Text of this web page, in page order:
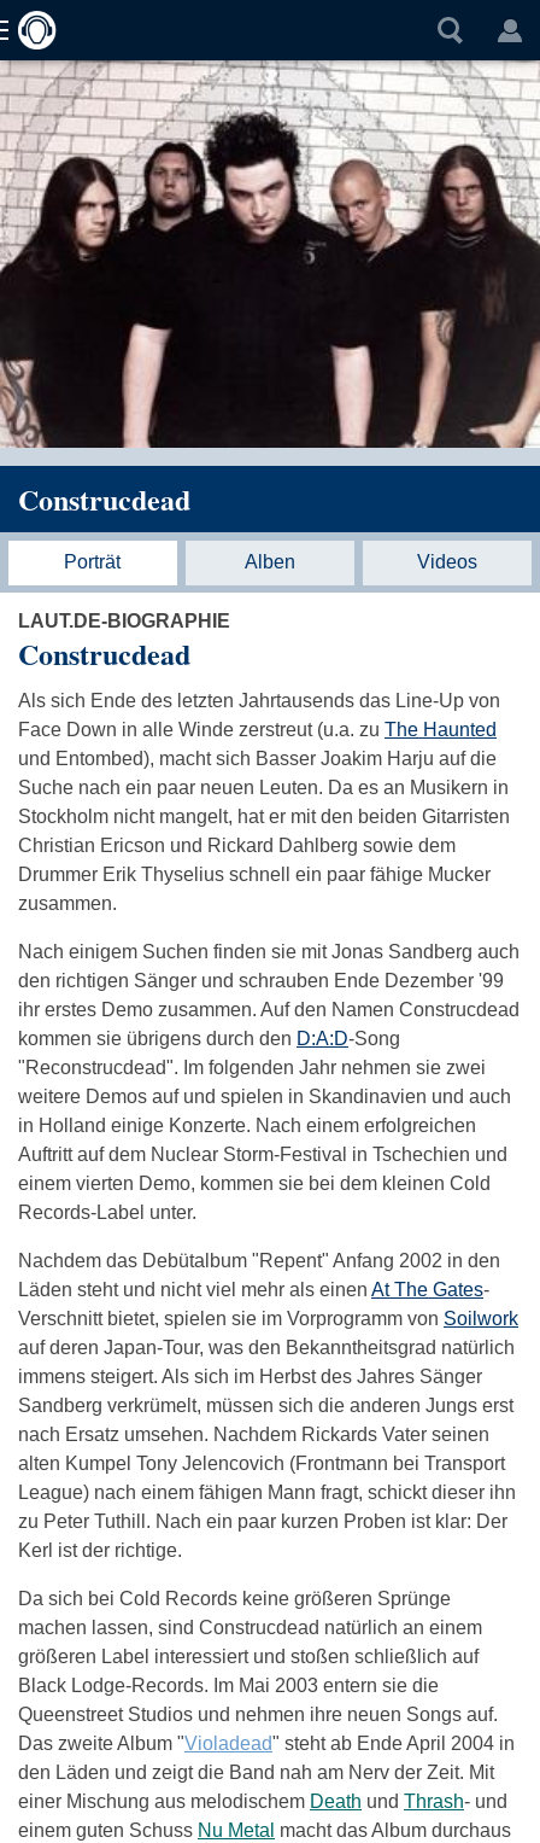
Construcdead
Porträt Alben Videos
LAUT.DE-BIOGRAPHIE
Construcdead
Als sich Ende des letzten Jahrtausends das Line-Up von
Face Down in alle Winde zerstreut (u.a. zu The Haunted
und Entombed), macht sich Basser Joakim Harju auf die
Suche nach ein paar neuen Leuten. Da es an Musikern in
Stockholm nicht mangelt, hat er mit den beiden Gitarristen
Christian Ericson und Rickard Dahlberg sowie dem
Drummer Erik Thyselius schnell ein paar fähige Mucker
zusammen.
Nach einigem Suchen finden sie mit Jonas Sandberg auch
den richtigen Sänger und schrauben Ende Dezember '99
ihr erstes Demo zusammen. Auf den Namen Construcdead
kommen sie übrigens durch den D:A:D-Song
"Reconstrucdead". Im folgenden Jahr nehmen sie zwei
weitere Demos auf und spielen in Skandinavien und auch
in Holland einige Konzerte. Nach einem erfolgreichen
Auftritt auf dem Nuclear Storm-Festival in Tschechien und
einem vierten Demo, kommen sie bei dem kleinen Cold
Records-Label unter.
Nachdem das Debütalbum "Repent" Anfang 2002 in den
Läden steht und nicht viel mehr als einen At The Gates-
Verschnitt bietet, spielen sie im Vorprogramm von Soilwork
auf deren Japan-Tour, was den Bekanntheitsgrad natürlich
immens steigert. Als sich im Herbst des Jahres Sänger
Sandberg verkrümelt, müssen sich die anderen Jungs erst
nach Ersatz umsehen. Nachdem Rickards Vater seinen
alten Kumpel Tony Jelencovich (Frontmann bei Transport
League) nach einem fähigen Mann fragt, schickt dieser ihn
zu Peter Tuthill. Nach ein paar kurzen Proben ist klar: Der
Kerl ist der richtige.
Da sich bei Cold Records keine größeren Sprünge
machen lassen, sind Construcdead natürlich an einem
größeren Label interessiert und stoßen schließlich auf
Black Lodge-Records. Im Mai 2003 entern sie die
Queenstreet Studios und nehmen ihre neuen Songs auf.
Das zweite Album "Violadead" steht ab Ende April 2004 in
den Läden und zeigt die Band nah am Nerv der Zeit. Mit
einer Mischung aus melodischem Death und Thrash- und
einem guten Schuss Nu Metal macht das Album durchaus